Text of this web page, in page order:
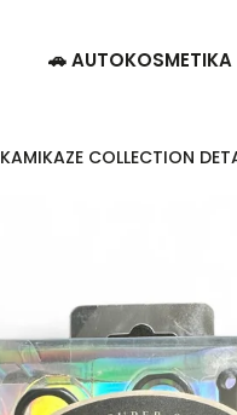
🚗 AUTOKOSMETIKA
KAMIKAZE COLLECTION